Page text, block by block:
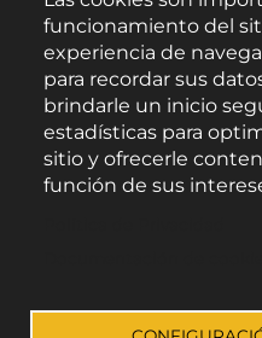
Aviso legal-
funcionamiento del
experiencia de
para recordar sus
brindarle un inicio
estadísticas para
sitio y ofrecerle
función de sus